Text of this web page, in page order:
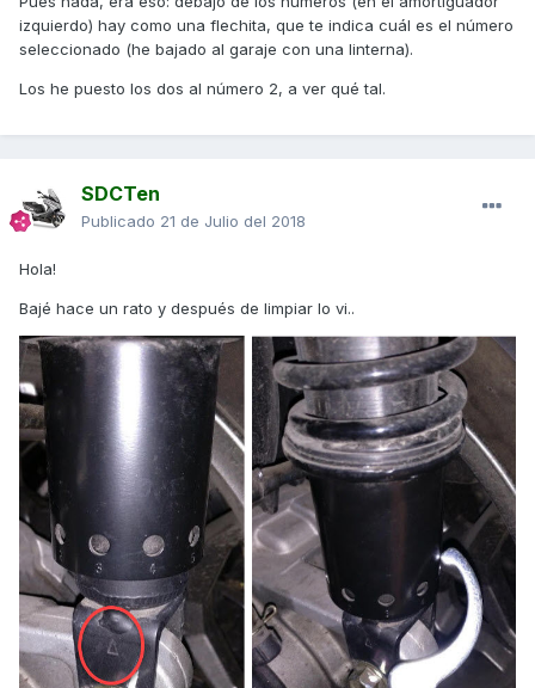
izquierdo) hay como una flechita, que te indica cuál es el número
seleccionado (he bajado al garaje con una linterna).
Los he puesto los dos al número 2, a ver qué tal.
SDCTen
Publicado 21 de Julio del 2018
Hola!
Bajé hace un rato y después de limpiar lo vi..